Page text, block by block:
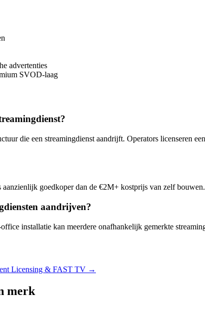
advertenties
SVOD-laag
die een streamingdienst aandrijft. Operators licenseren
goedkoper dan de €2M+ kostprijs van zelf
aandrijven?
installatie kan meerdere onafhankelijk gemerkte
Licensing & FAST TV →
merk